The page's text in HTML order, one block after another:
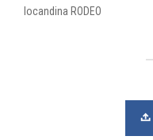
locandina RODEO